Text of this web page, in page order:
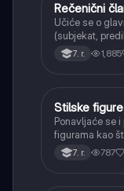
Srpski jezik
Rečenični
Učiće se o
(subjekat,
apozicija) i
7. r. 1,885
Srpski jezik
Stilske figure
Ponavljaće se
figurama kao
asonanca,
7. r. 787